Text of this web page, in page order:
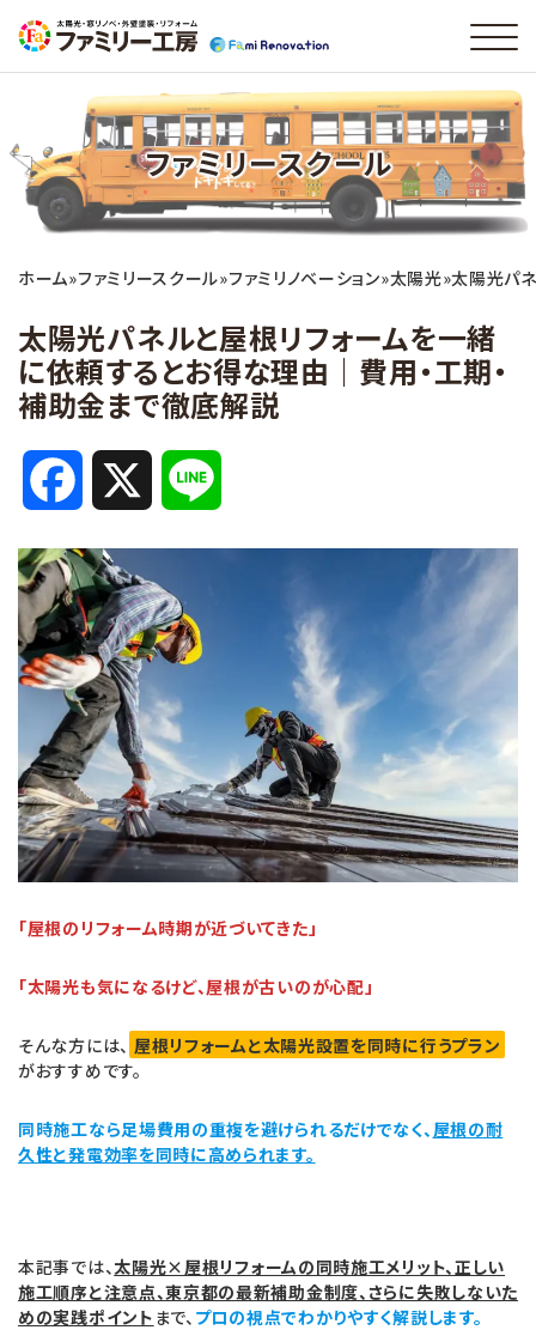
ファミリースクール
ホーム»ファミリースクール»ファミリノベーション»太陽光»太陽光パ
太陽光パネルと屋根リフォームを一緒
に依頼するとお得な理由｜費用・工期・
補助金まで徹底解説
c
e
b
o
o
「屋根のリフォーム時期が近づいてきた」
「太陽光も気になるけど、屋根が古いのが心配」
そんな方には、 屋根リフォームと太陽光設置を同時に行うプラン
がおすすめです。
同時施工なら足場費用の重複を避けられるだけでなく、 屋根の耐
久性と発電効率を同時に高められます。
本記事では、 太陽光×屋根リフォームの同時施工メリット、正しい
施工順序と注意点、東京都の最新補助金制度、さらに失敗しないた
めの実践ポイント まで、 プロの視点でわかりやすく解説します。